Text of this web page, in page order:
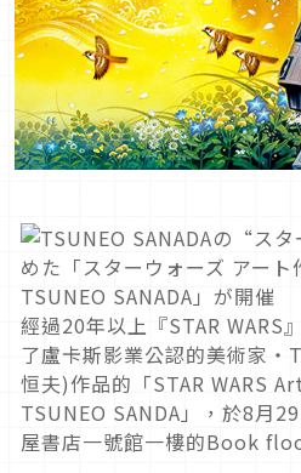
經過20年以上『STAR WARS
了盧卡斯影業公認的美術家・
恒夫)作品的「STAR WARS
TSUNEO SANDA」，於8月
屋書店一號館一樓的Book